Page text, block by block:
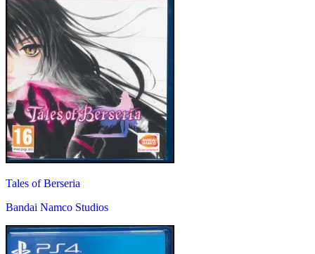
Tales of Berseria
Bandai Namco Studios